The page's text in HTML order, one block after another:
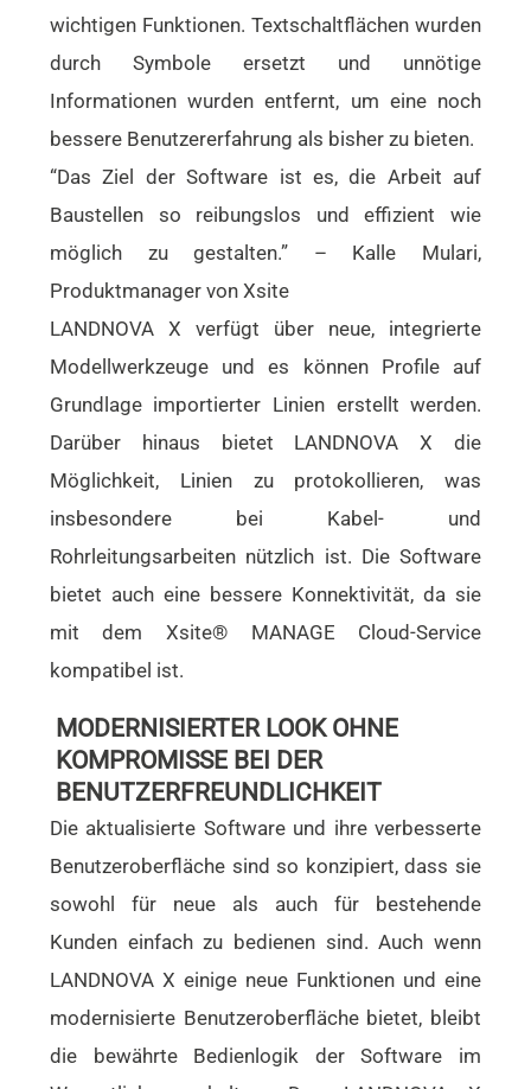
wichtigen Funktionen. Textschaltflächen wurden
durch Symbole ersetzt und unnötige
Informationen wurden entfernt, um eine noch
bessere Benutzererfahrung als bisher zu bieten.
“Das Ziel der Software ist es, die Arbeit auf
Baustellen so reibungslos und effizient wie
möglich zu gestalten.” – Kalle Mulari,
Produktmanager von Xsite
LANDNOVA X verfügt über neue, integrierte
Modellwerkzeuge und es können Profile auf
Grundlage importierter Linien erstellt werden.
Darüber hinaus bietet LANDNOVA X die
Möglichkeit, Linien zu protokollieren, was
insbesondere bei Kabel- und
Rohrleitungsarbeiten nützlich ist. Die Software
bietet auch eine bessere Konnektivität, da sie
mit dem Xsite® MANAGE Cloud-Service
kompatibel ist.
MODERNISIERTER LOOK OHNE
KOMPROMISSE BEI DER
BENUTZERFREUNDLICHKEIT
Die aktualisierte Software und ihre verbesserte
Benutzeroberfläche sind so konzipiert, dass sie
sowohl für neue als auch für bestehende
Kunden einfach zu bedienen sind. Auch wenn
LANDNOVA X einige neue Funktionen und eine
modernisierte Benutzeroberfläche bietet, bleibt
die bewährte Bedienlogik der Software im